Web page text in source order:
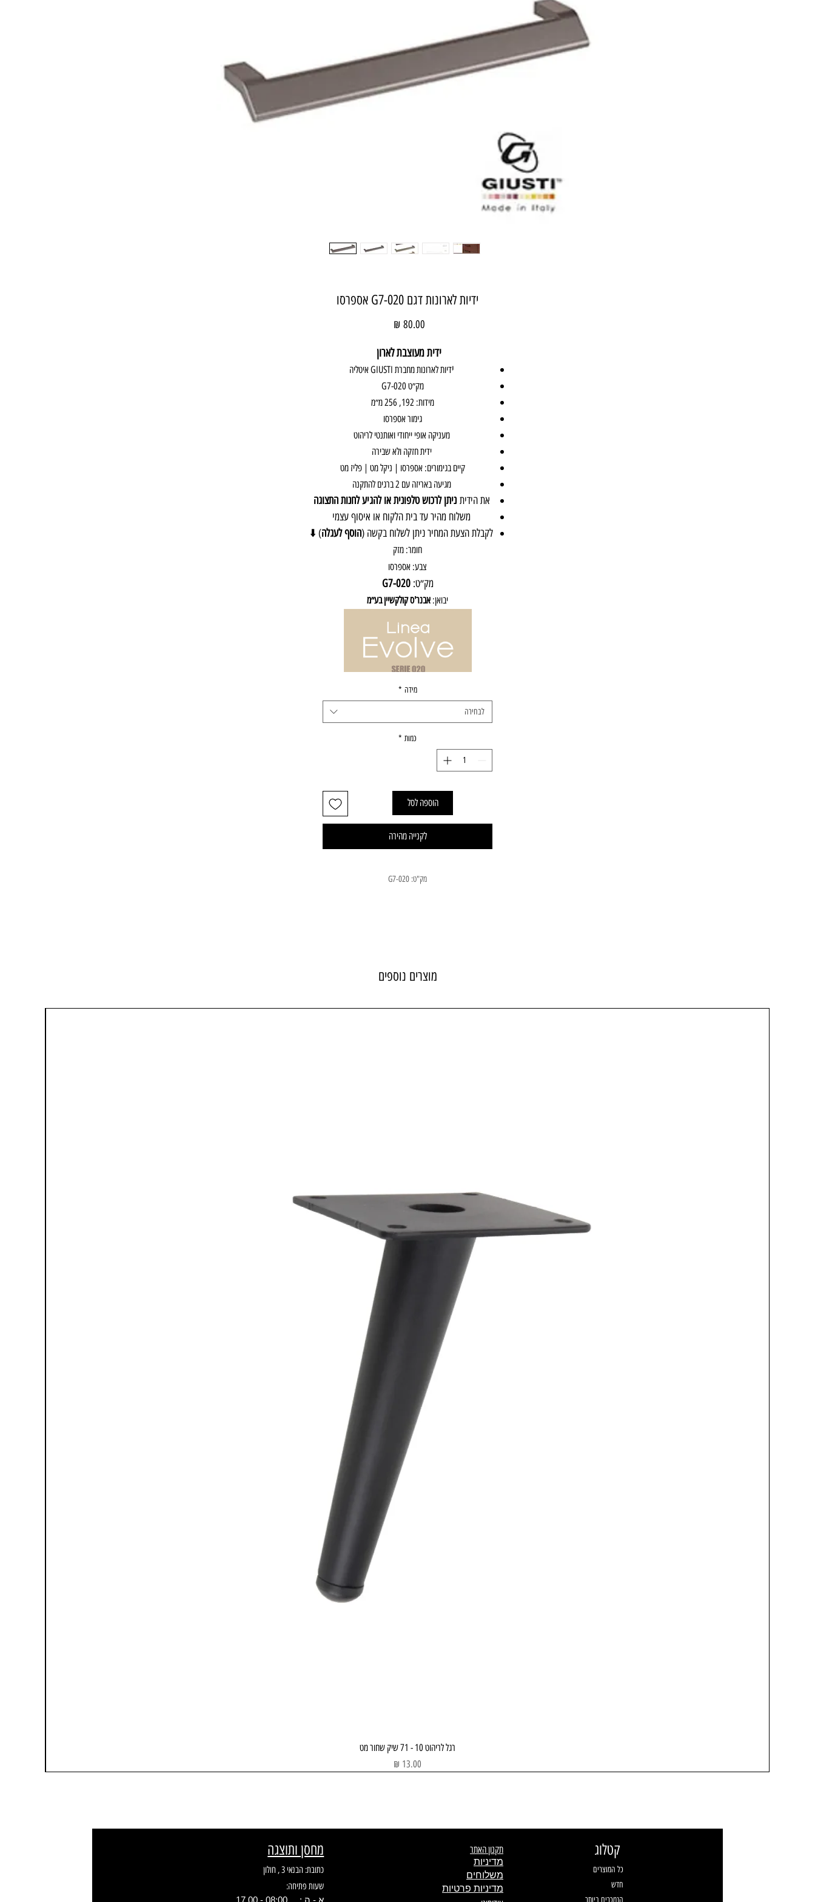
ידיות לארונות דגם 020-G7 אספרסו
ידית מעוצבת לארון
ידיות לארונות מחברת GIUSTI איטליה
מק״ט 020-G7
מידות: 192, 256 מ״מ
גימור אספרסו
מעניקה אופי ייחודי ואותנטי לריהוט
ידית חזקה ולא שבירה
קיים בגימורים: אספרסו | ניקל מט | פליז מט
מגיעה באריזה עם 2 ברגים להתקנה
את הידיתניתן לרכוש טלפונית או להגיע לחנות התצוגה
משלוח מהיר עד בית הלקוח או איסוף עצמי
לקבלת הצעת המחיר ניתן לשלוח בקשה (הוסף לעגלה) ⬇️
חומר: מזק
צבע: אספרסו
מק״ט:020-G7
יבואן: אבנר'ס קולקשיין בע״מ
מידה *
לבחירה
כמות *
הוספה לסל
לקנייה מהירה
מק"ט: 020-G7
מוצרים נוספים
תצוגה מהירה רגל לריהוט 10 - 71 שיק שחור מט
מחיר
מחסן ותוצגה
כתובת: הבנאי 3 , חולון
שעות פתיחה:
א - ה : 08:00 - 17.00
תקנון האתר
מדיניות
משלוחים
מדיניות פרטיות
קטלוג
כל המוצרים
חדש
הנמכרים ביותר